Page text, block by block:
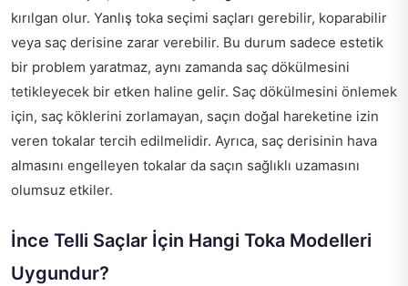
kırılgan olur. Yanlış toka seçimi saçları gerebilir, koparabilir
veya saç derisine zarar verebilir. Bu durum sadece estetik
bir problem yaratmaz, aynı zamanda saç dökülmesini
tetikleyecek bir etken haline gelir. Saç dökülmesini önlemek
için, saç köklerini zorlamayan, saçın doğal hareketine izin
veren tokalar tercih edilmelidir. Ayrıca, saç derisinin hava
almasını engelleyen tokalar da saçın sağlıklı uzamasını
olumsuz etkiler.
İnce Telli Saçlar İçin Hangi Toka Modelleri
Uygundur?